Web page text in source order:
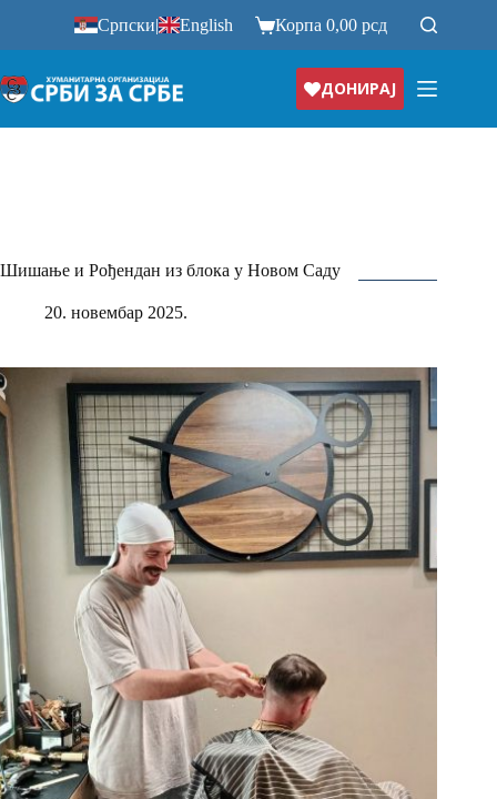
Српски| English Корпа0,00рсд
ДОНИРАЈ
Шишање и Рођендан из блока у Новом Саду
20. новембар 2025.